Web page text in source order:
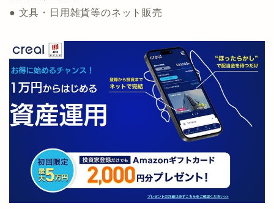
● 文具・日用雑貨等のネット販売